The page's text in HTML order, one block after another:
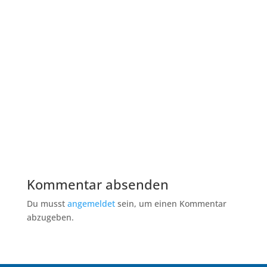
Kommentar absenden
Du musst angemeldetsein, um einen Kommentar
abzugeben.